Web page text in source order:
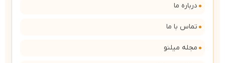
درباره ما
تماس با ما
مجله میلنو